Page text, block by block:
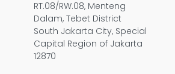
RT.08/RW.08, Menteng
Dalam, Tebet District
South Jakarta City, Special
Capital Region of Jakarta
12870